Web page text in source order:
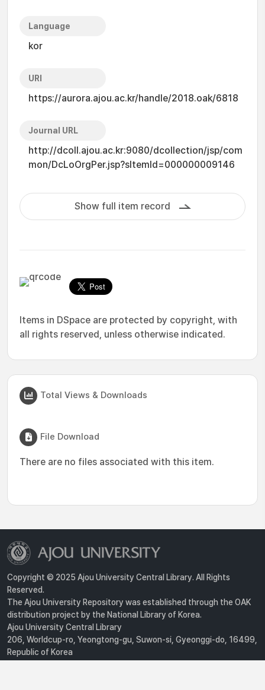
Language
kor
URI
https://aurora.ajou.ac.kr/handle/2018.oak/6818
Journal URL
http://dcoll.ajou.ac.kr:9080/dcollection/jsp/com
mon/DcLoOrgPer.jsp?sItemId=000000009146
Show full item record
Items in DSpace are protected by copyright, with
all rights reserved, unless otherwise indicated.
Total Views & Downloads
File Download
There are no files associated with this item.
Copyright © 2025 Ajou University Central Library. All Rights
Reserved.
The Ajou University Repository was established through the OAK
distribution project by the National Library of Korea.
Ajou University Central Library
206, Worldcup-ro, Yeongtong-gu, Suwon-si, Gyeonggi-do, 16499,
Republic of Korea